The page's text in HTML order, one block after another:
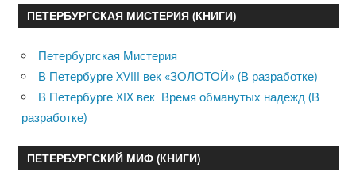
ПЕТЕРБУРГСКАЯ МИСТЕРИЯ (КНИГИ)
Петербургская Мистерия
В Петербурге XVIII век «ЗОЛОТОЙ» (В разработке)
В Петербурге XIX век. Время обманутых надежд (В
разработке)
ПЕТЕРБУРГСКИЙ МИФ (КНИГИ)